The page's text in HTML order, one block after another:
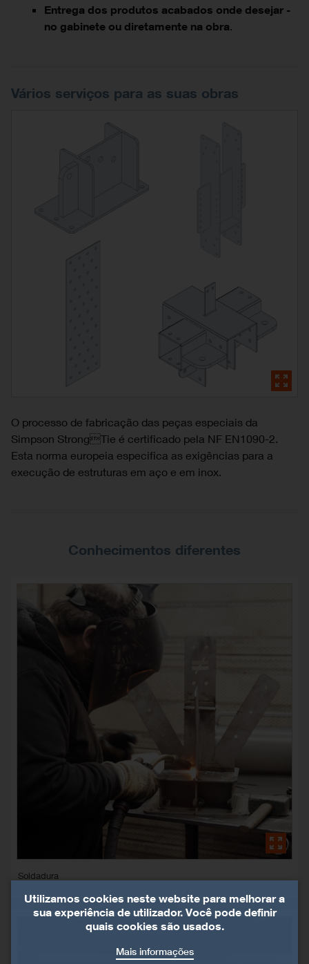
Entrega dos produtos acabados onde desejar -
no gabinete ou diretamente na obra.
Vários serviços para as suas obras
O processo de fabricação das peças especiais da
Simpson StrongTie é certificado pela NF EN1090-2.
Esta norma europeia especifica as exigências para a
execução de estruturas em aço e em inox.
Conhecimentos diferentes
Soldadura
Utilizamos cookies neste website para melhorar a
sua experiência de utilizador. Você pode definir
quais cookies são usados.
Mais informações